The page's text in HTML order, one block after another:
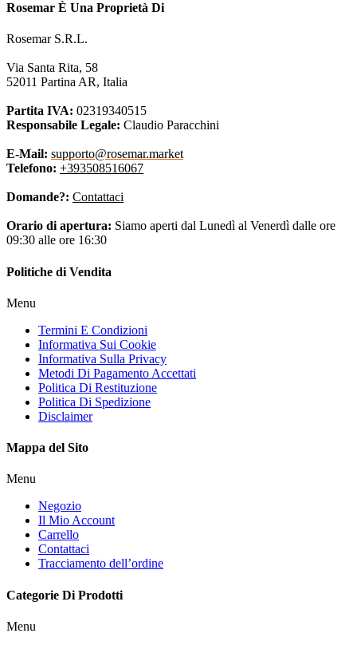
Rosemar È Una Proprietà Di
Rosemar S.R.L.
Via Santa Rita, 58
52011 Partina AR, Italia
Partita IVA: 02319340515
Responsabile Legale: Claudio Paracchini
E-Mail: supporto@rosemar.market
Telefono: +393508516067
Domande?: Contattaci
Orario di apertura: Siamo aperti dal Lunedì al Venerdì dalle ore
09:30 alle ore 16:30
Politiche di Vendita
Menu
Termini E Condizioni
Informativa Sui Cookie
Informativa Sulla Privacy
Metodi Di Pagamento Accettati
Politica Di Restituzione
Politica Di Spedizione
Disclaimer
Mappa del Sito
Menu
Negozio
Il Mio Account
Carrello
Contattaci
Tracciamento dell’ordine
Categorie Di Prodotti
Menu